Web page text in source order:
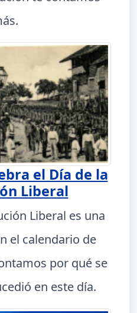
el Día de la
Liberal
Liberal es una
el calendario de
por qué se
en este día.